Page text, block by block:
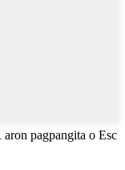
pagpangita o Esc